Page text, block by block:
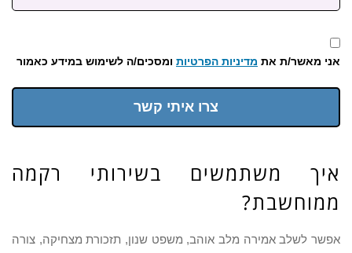
אני מאשר/ת את מדיניות הפרטיות ומסכים/ה לשימוש במידע כאמור
צרו איתי קשר
איך משתמשים בשירותי רקמה
ממוחשבת?
אפשר לשלב אמירה מלב אוהב, משפט שנון, תזכורת מצחיקה, צורה